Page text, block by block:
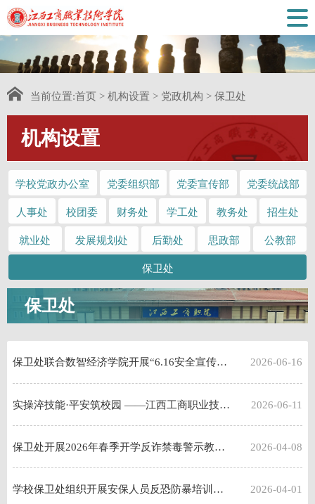
当前位置:首页 > 机构设置 > 党政机构 > 保卫处
机构设置
学校党政办公室 党委组织部 党委宣传部 党委统战部
人事处 校团委 财务处 学工处 教务处 招生处
就业处 发展规划处 后勤处 思政部 公教部
保卫处
保卫处
保卫处联合数智经济学院开展“6.16安全宣传咨询日”活动 2026-06-16
实操淬技能·平安筑校园 ——江西工商职业技术学院消防器材使用考核现场纪实 2026-06-11
保卫处开展2026年春季开学反诈禁毒警示教育讲座 2026-04-08
学校保卫处组织开展安保人员反恐防暴培训实操演练 2026-04-01